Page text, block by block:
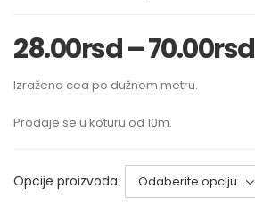
28.00rsd–70.00rsd
Izražena cea po dužnom metru.
Prodaje se u koturu od 10m.
Opcije proizvoda: